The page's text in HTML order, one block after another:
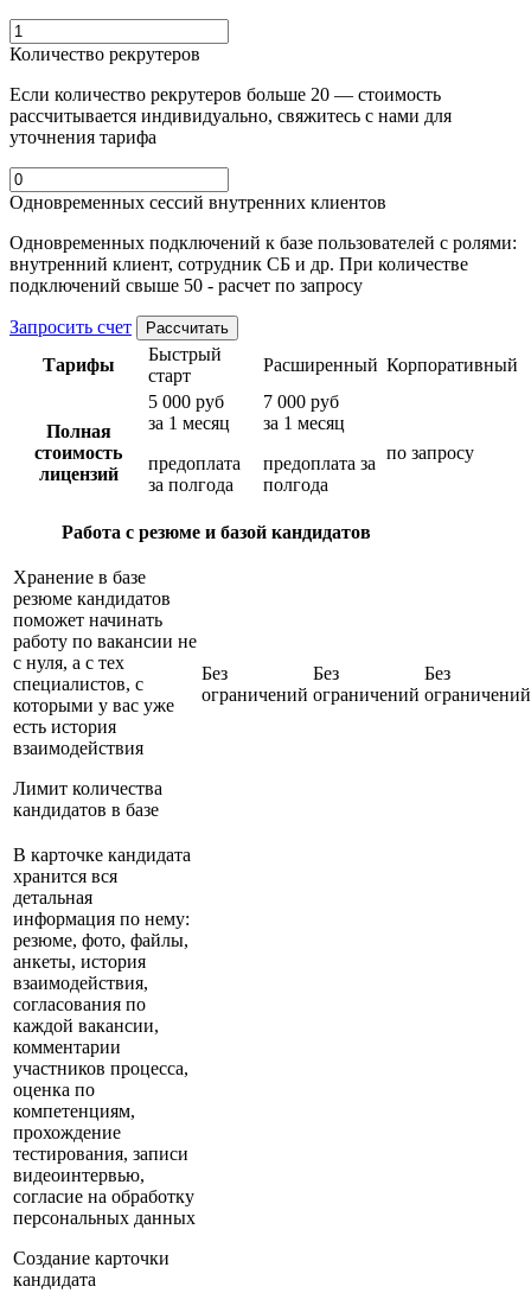
Количество рекрутеров
Если количество рекрутеров больше 20 — стоимость
рассчитывается индивидуально, свяжитесь с нами для
уточнения тарифа
Одновременных сессий внутренних клиентов
Одновременных подключений к базе пользователей с ролями:
внутренний клиент, сотрудник СБ и др. При количестве
подключений свыше 50 - расчет по запросу
Запросить счет Рассчитать
Тарифы
Быстрый
старт
Расширенный Корпоративный
Полная
стоимость
лицензий
5 000 руб
за 1 месяц
предоплата
за полгода
7 000 руб
за 1 месяц
предоплата за
полгода
по запросу
Работа с резюме и базой кандидатов
Хранение в базе
резюме кандидатов
поможет начинать
работу по вакансии не
с нуля, а с тех
специалистов, с
которыми у вас уже
есть история
взаимодействия
Лимит количества
кандидатов в базе
Без
ограничений
Без
ограничений
Без
ограничений
В карточке кандидата
хранится вся
детальная
информация по нему:
резюме, фото, файлы,
анкеты, история
взаимодействия,
согласования по
каждой вакансии,
комментарии
участников процесса,
оценка по
компетенциям,
прохождение
тестирования, записи
видеоинтервью,
согласие на обработку
персональных данных
Создание карточки
кандидата